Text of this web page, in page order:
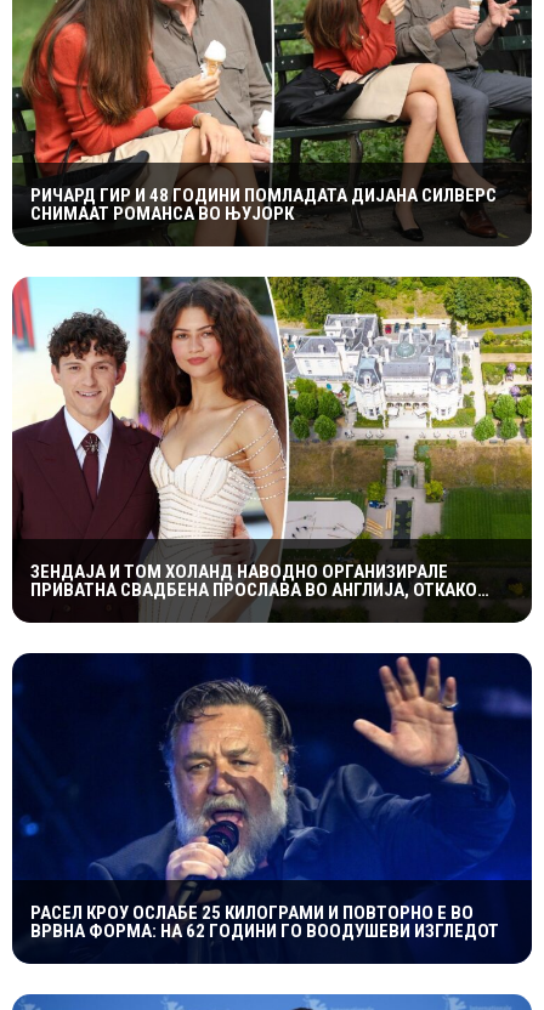
РИЧАРД ГИР И 48 ГОДИНИ ПОМЛАДАТА ДИЈАНА СИЛВЕРС
СНИМААТ РОМАНСА ВО ЊУЈОРК
ЗЕНДАЈА И ТОМ ХОЛАНД НАВОДНО ОРГАНИЗИРАЛЕ
ПРИВАТНА СВАДБЕНА ПРОСЛАВА ВО АНГЛИЈА, ОТКАКО
РАСЕЛ КРОУ ОСЛАБЕ 25 КИЛОГРАМИ И ПОВТОРНО Е ВО
ВРВНА ФОРМА: НА 62 ГОДИНИ ГО ВООДУШЕВИ ИЗГЛЕДОТ